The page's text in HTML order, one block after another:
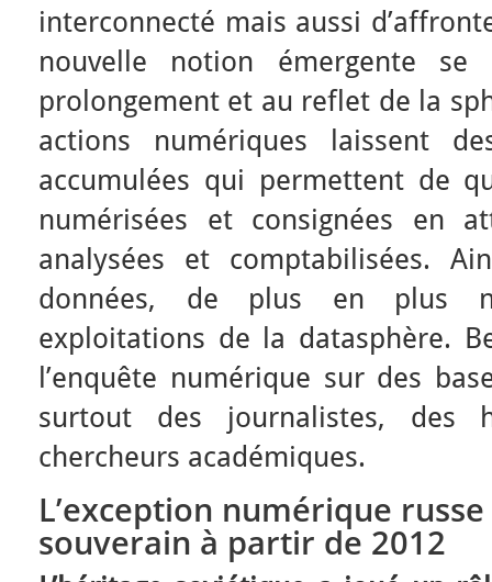
interconnecté mais aussi
nouvelle notion émergente
prolongement et au reflet de la
actions numériques laissent
accumulées qui permettent de
numérisées et consignées en
analysées et comptabilisées.
données, de plus en plus
exploitations de la datasphère.
l’enquête numérique sur des
surtout des journalistes, des
chercheurs académiques.
L’exception numérique
souverain à partir de 2012